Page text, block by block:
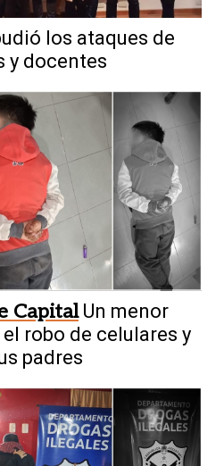
los ataques de
y docentes
Capital Un menor
robo de celulares y
padres